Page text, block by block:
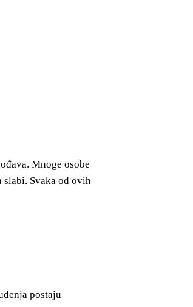
Mnoge osobe
slabi. Svaka od ovih
postaju